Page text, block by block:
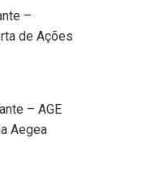
–
de Ações
– AGE
Aegea